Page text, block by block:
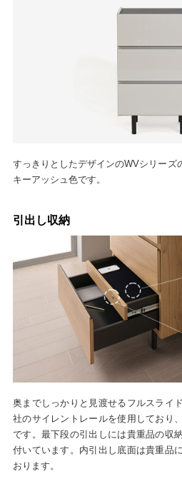
すっきりとしたデザインのWVシリーズ
キーアッシュ色です。
引出し収納
奥までしっかりと見渡せるフルスライ
社のサイレントレールを使用しており
です。最下段の引出しには貴重品の収
付いています。内引出し底面は貴重品
おります。